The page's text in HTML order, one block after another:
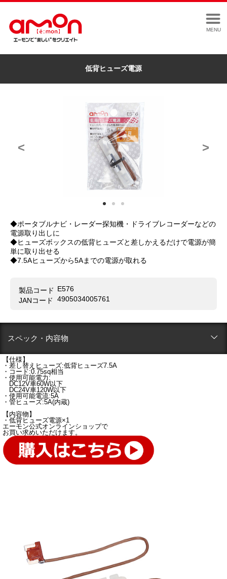
MENU
低背ヒューズ電源
< >
◆ポータブルナビ・レーダー探知機・ドライブレコーダーなどの
電源取り出しに
◆ヒューズボックスの低背ヒューズと差しかえるだけで電源が簡
単に取り出せる
◆7.5Aヒューズから5Aまでの電源が取れる
製品コード E576
JANコード
4905034005761
スペック・内容物
【仕様】
・差し替えヒューズ:低背ヒューズ7.5A
・コード:0.75sq相当
・使用可能電力:
DC12V車60W以下
DC24V車120W以下
・使用可能電流:5A
・管ヒューズ:5A(内蔵)
【内容物】
・低背ヒューズ電源×1
エーモン公式オンラインショップで
お買い求めいただけます。